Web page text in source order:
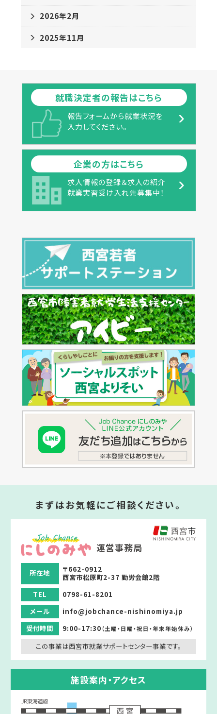
2026年2月
2025年11月
就職決定者の報告はこちら
報告フォームから就業状況を
入力してください。
企業の方はこちら
求人情報の登録＆求人の紹介
就業実習受け入れ先募集中！
まずはお気軽にご相談ください。
運営事務局
所在地
〒662-0912
西宮市松原町2-37 勤労会館2階
TEL
0798-61-8201
メール
info@jobchance-nishinomiya.jp
受付時間
9:00-17:30（土曜・日曜・祝日・年末年始休み）
この事業は西宮市就業サポートセンター事業です。
施設案内・アクセス